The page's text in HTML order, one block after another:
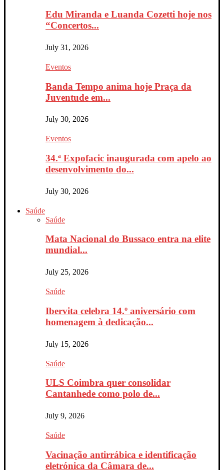
Edu Miranda e Luanda Cozetti hoje nos
“Concertos...
July 31, 2026
Eventos
Banda Tempo anima hoje Praça da
Juventude em...
July 30, 2026
Eventos
34.ª Expofacic inaugurada com apelo ao
desenvolvimento do...
July 30, 2026
Saúde
Saúde
Mata Nacional do Bussaco entra na elite
mundial...
July 25, 2026
Saúde
Ibervita celebra 14.º aniversário com
homenagem à dedicação...
July 15, 2026
Saúde
ULS Coimbra quer consolidar
Cantanhede como polo de...
July 9, 2026
Saúde
Vacinação antirrábica e identificação
eletrónica da Câmara de...